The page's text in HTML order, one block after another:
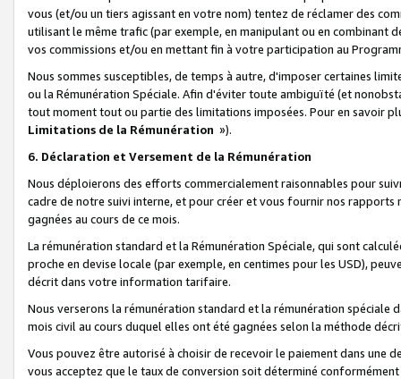
vous (et/ou un tiers agissant en votre nom) tentez de réclamer des
utilisant le même trafic (par exemple, en manipulant ou en combinant
vos commissions et/ou en mettant fin à votre participation au
Nous sommes susceptibles, de temps à autre, d'imposer certaines
ou la Rémunération Spéciale. Afin d'éviter toute ambiguïté (et
tout moment tout ou partie des limitations imposées. Pour en savoir
Limitations de la Rémunération »).
6. Déclaration et Versement de la Rémunération
Nous déploierons des efforts commercialement raisonnables pour
cadre de notre suivi interne, et pour créer et vous fournir nos
gagnées au cours de ce mois.
La rémunération standard et la Rémunération Spéciale, qui sont
proche en devise locale (par exemple, en centimes pour les USD),
décrit dans votre information tarifaire.
Nous verserons la rémunération standard et la rémunération spéciale
mois civil au cours duquel elles ont été gagnées selon la méthode
Vous pouvez être autorisé à choisir de recevoir le paiement dans une
vous acceptez que le taux de conversion soit déterminé